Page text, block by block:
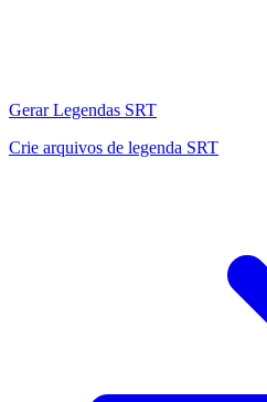
Gerar Legendas SRT
Crie arquivos de legenda SRT